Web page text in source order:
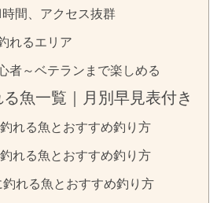
間、アクセス抜群
れるエリア
者～ベテランまで楽しめる
魚一覧｜月別早見表付き
れる魚とおすすめ釣り方
れる魚とおすすめ釣り方
れる魚とおすすめ釣り方